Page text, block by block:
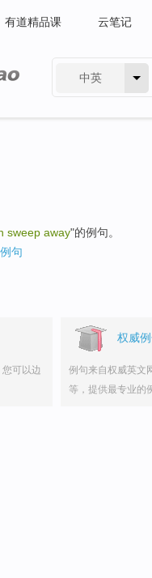
有道精品课 云笔记
中英
sweep away"的例句。
句
可以边
权威
例句来自权威英文
等，提供最专业的